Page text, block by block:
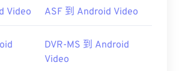
wiki/
Video ASF 到 Android Video
DVR-MS 到 Android
Video